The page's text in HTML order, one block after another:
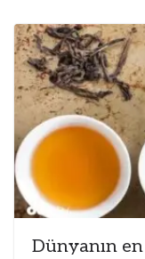
Dünyanın